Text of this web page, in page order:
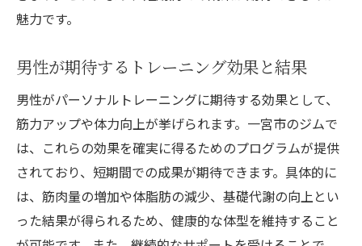
魅力です。
男性が期待するトレーニング効果と結果
男性がパーソナルトレーニングに期待する効果として、
筋力アップや体力向上が挙げられます。一宮市のジムで
は、これらの効果を確実に得るためのプログラムが提供
されており、短期間での成果が期待できます。具体的に
は、筋肉量の増加や体脂肪の減少、基礎代謝の向上とい
った結果が得られるため、健康的な体型を維持すること